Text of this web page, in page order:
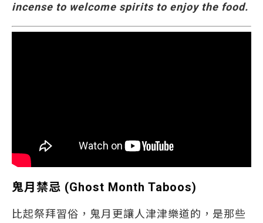
incense to welcome spirits to enjoy the food.
鬼月禁忌 (Ghost Month Taboos)
比起祭拜習俗，鬼月更讓人津津樂道的，是那些